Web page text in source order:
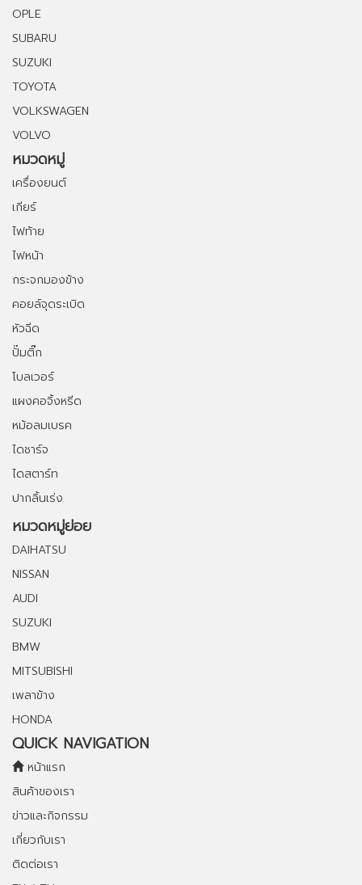
OPLE
SUBARU
SUZUKI
TOYOTA
VOLKSWAGEN
VOLVO
หมวดหมู่
เครื่องยนต์
เกียร์
ไฟท้าย
ไฟหน้า
กระจกมองข้าง
คอยล์จุดระเบิด
หัวฉีด
ปั๊มติ๊ก
โบลเวอร์
แผงคอจิ้งหรีด
หม้อลมเบรค
ไดชาร์จ
ไดสตาร์ท
ปากลิ้นเร่ง
หมวดหมู่ย่อย
DAIHATSU
NISSAN
AUDI
SUZUKI
BMW
MITSUBISHI
เพลาข้าง
HONDA
QUICK NAVIGATION
หน้าแรก
สินค้าของเรา
ข่าวและกิจกรรม
เกี่ยวกับเรา
ติดต่อเรา